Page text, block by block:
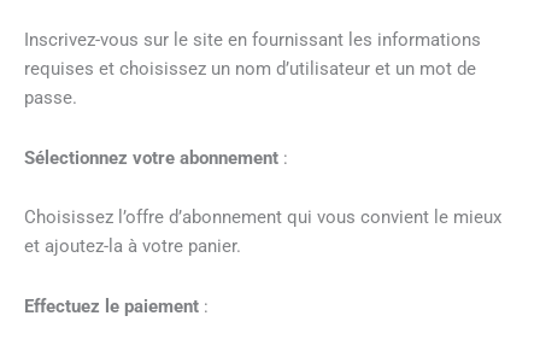
Inscrivez-vous sur le site en fournissant les informations
requises et choisissez un nom d’utilisateur et un mot de
passe.
Sélectionnez votre abonnement :
Choisissez l’offre d’abonnement qui vous convient le mieux
et ajoutez-la à votre panier.
Effectuez le paiement :